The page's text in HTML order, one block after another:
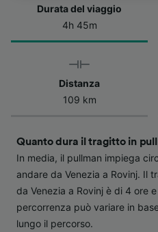
Durata del viaggio
4h 45m
Distanza
109 km
Quanto dura il tragitto in
In media, il pullman impiega
andare da Venezia a Rovinj. Il
da Venezia a Rovinj è di 4 ore
percorrenza può variare in
lungo il percorso.
verranno segnalate ai
influenzeranno i dati
tracciamento se non ci
per farlo.
Utilizzare dati di
Scansione attiva delle
dispositivo ai fini
Archiviare informazioni
accedervi. Pubblicità e
personalizzati,
dei contenuti e degli